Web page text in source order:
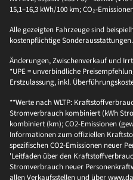
15,1–16,3 kWh/100 km; CO₂-
Alle gezeigten Fahrzeuge sind
kostenpflichtige Sonderausstattungen.
Änderungen, Zwischenverkauf und
*UPE = unverbindliche
Erstzulassung, inkl.
**Werte nach WLTP:
Stromverbrauch kombiniert (kWh
kombiniert (km); CO2-Emissionen
Informationen zum offiziellen
spezifischen CO2-Emissionen neuer
'Leitfaden über den
Stromverbrauch neuer
allen Verkaufsstellen und über